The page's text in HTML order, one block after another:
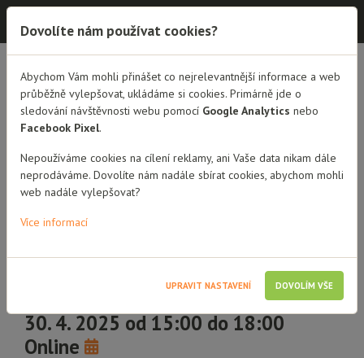
Dobrá rodina - semináře
PŘEHLED SEMINÁŘŮ DETAIL SEMINÁŘE
Máme doma přijaté dítě -
jak na reakce rodiny,
známých a okolí?
online seminář pro pěstouny
Poručníci Dobrovolníci a stážisti
30. 4. 2025 od 15:00 do 18:00
Online
Dovolíte nám používat cookies?
Abychom Vám mohli přinášet co nejrelevantnější informace a web
průběžně vylepšovat, ukládáme si cookies. Primárně jde o
sledování návštěvnosti webu pomocí Google Analytics nebo
Facebook Pixel.
Nepoužíváme cookies na cílení reklamy, ani Vaše data nikam dále
neprodáváme. Dovolíte nám nadále sbírat cookies, abychom mohli
web nadále vylepšovat?
Více informací
UPRAVIT NASTAVENÍ DOVOLÍM VŠE